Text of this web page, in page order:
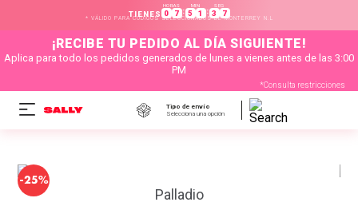
TIENES
HORAS
0 7 :
MIN
5 1 :
SEG
3 7
* VÁLIDO PARA CÓDIGOS SELECCIONADOS DE MONTERREY N.L
¡RECIBE TU PEDIDO AL DÍA SIGUIENTE!
Aplica para todo los pedidos generados de lunes a vienes antes de las 3:00
PM
*Consulta restricciones
Tipo de envío
Selecciona una opción
-25%
Palladio